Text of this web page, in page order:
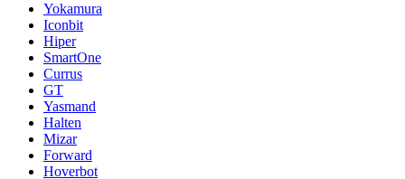
Yokamura
Iconbit
Hiper
SmartOne
Currus
GT
Yasmand
Halten
Mizar
Forward
Hoverbot